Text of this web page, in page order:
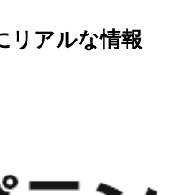
リアルな情報